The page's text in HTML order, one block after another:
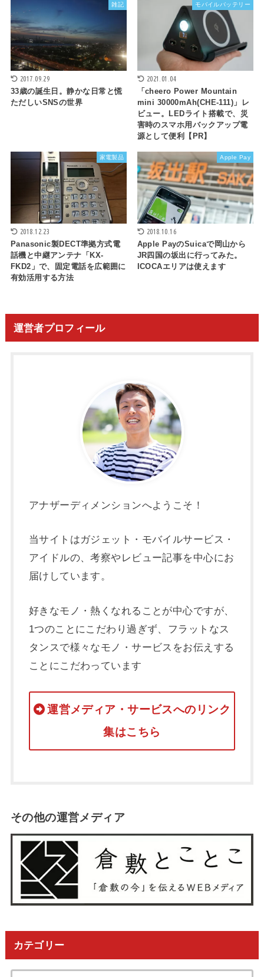
雑記
2017.09.29
33歳の誕生日。静かな日常と慌
ただしいSNSの世界
モバイルバッテリー
2021.01.04
「cheero Power Mountain
mini 30000mAh(CHE-111)」レ
ビュー。LEDライト搭載で、災
害時のスマホ用バックアップ電
源として便利【PR】
家電製品
2018.12.23
Panasonic製DECT準拠方式電
話機と中継アンテナ「KX-
FKD2」で、固定電話を広範囲に
有効活用する方法
Apple Pay
2018.10.16
Apple PayのSuicaで岡山から
JR四国の坂出に行ってみた。
ICOCAエリアは使えます
運営者プロフィール
アナザーディメンションへようこそ！
当サイトはガジェット・モバイルサービス・
アイドルの、考察やレビュー記事を中心にお
届けしています。
好きなモノ・熱くなれることが中心ですが、
1つのことにこだわり過ぎず、フラットなス
タンスで様々なモノ・サービスをお伝えする
ことにこだわっています
運営メディア・サービスへのリンク
集はこちら
その他の運営メディア
カテゴリー